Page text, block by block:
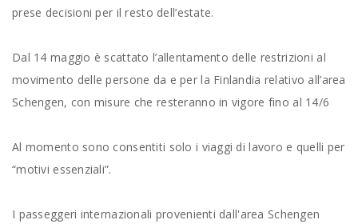
prese decisioni per il resto dell’estate.
Dal 14 maggio è scattato l’allentamento delle restrizioni al
movimento delle persone da e per la Finlandia relativo all’area
Schengen, con misure che resteranno in vigore fino al 14/6
Al momento sono consentiti solo i viaggi di lavoro e quelli per
“motivi essenziali”.
I passeggeri internazionali provenienti dall'area Schengen